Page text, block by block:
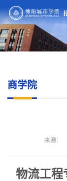
商学院
来源：
物流工程